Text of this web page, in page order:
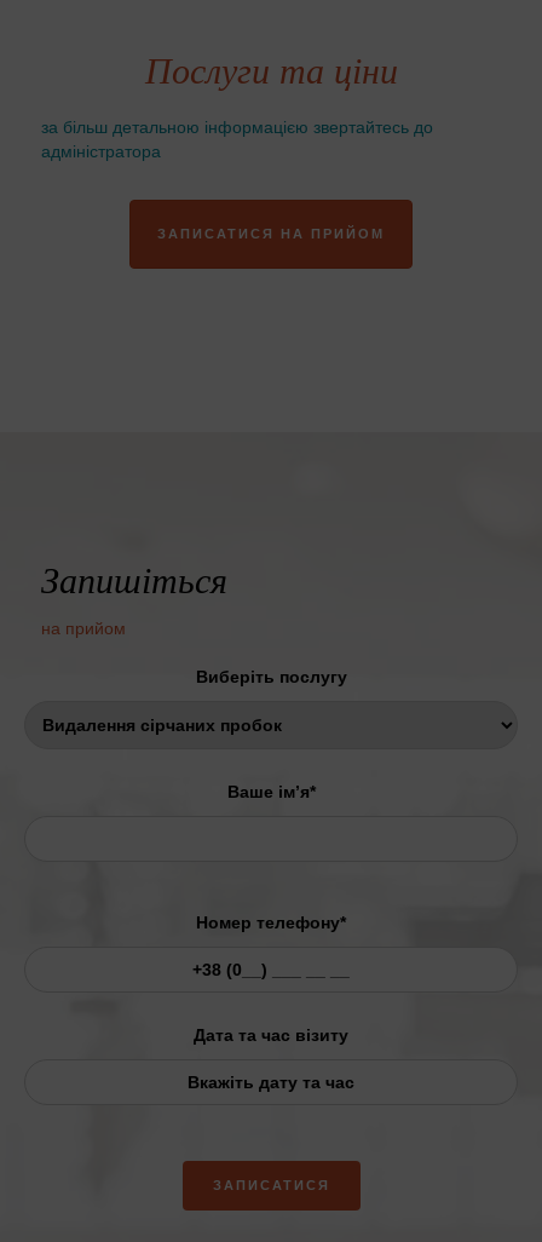
Послуги та ціни
за більш детальною інформацією звертайтесь до
адміністратора
ЗАПИСАТИСЯ НА ПРИЙОМ
Запишіться
на прийом
Виберіть послугу
Ваше ім’я*
Номер телефону*
Дата та час візиту